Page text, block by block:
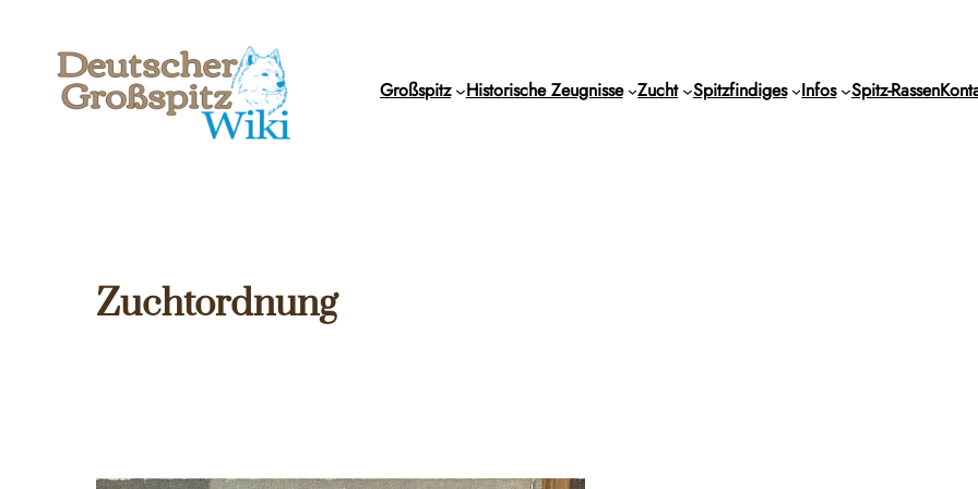
Inhalt
springen
Großspitz Historische Zeugnisse Zucht Spitzfindiges Infos Spitz-Rassen
Zuchtordnung